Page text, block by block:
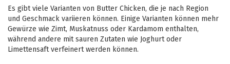
Es gibt viele Varianten von Butter Chicken, die je nach Region
und Geschmack variieren können. Einige Varianten können mehr
Gewürze wie Zimt, Muskatnuss oder Kardamom enthalten,
während andere mit sauren Zutaten wie Joghurt oder
Limettensaft verfeinert werden können.